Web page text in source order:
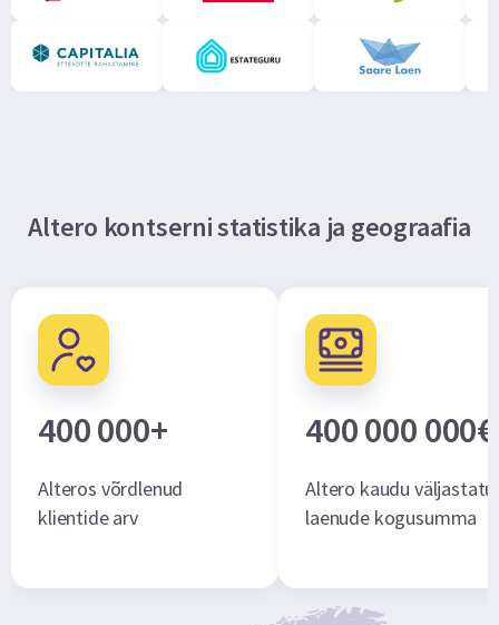
Altero kontserni statistika ja geograafia
400 000+
Alteros võrdlenud
klientide arv
400 000 000€
Altero kaudu
laenude kogusumma